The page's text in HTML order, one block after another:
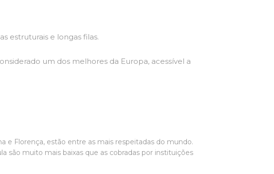
estruturais e longas filas.
um dos melhores da Europa, acessível a
e Florença, estão entre as mais respeitadas do mundo.
são muito mais baixas que as cobradas por instituições